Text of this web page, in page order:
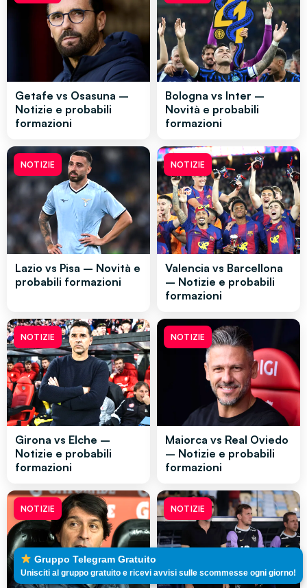
Getafe vs Osasuna –
Notizie e probabili
formazioni
Bologna vs Inter –
Novità e probabili
formazioni
NOTIZIE
Lazio vs Pisa – Novità e
probabili formazioni
NOTIZIE
Valencia vs Barcellona
– Notizie e probabili
formazioni
NOTIZIE
Girona vs Elche –
Notizie e probabili
formazioni
NOTIZIE
Maiorca vs Real Oviedo
– Notizie e probabili
formazioni
NOTIZIE NOTIZIE
Gruppo Telegram Gratuito
Unisciti al gruppo gratuito e ricevi avvisi sulle scommesse ogni giorno!